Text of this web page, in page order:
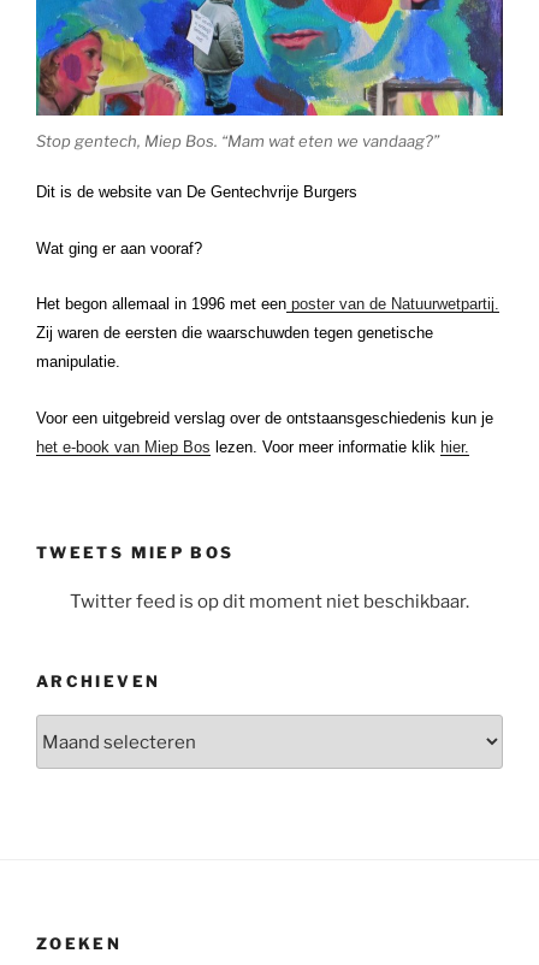
Stop gentech, Miep Bos. “Mam wat eten we vandaag?”
Dit is de website van De Gentechvrije Burgers
Wat ging er aan vooraf?
Het begon allemaal in 1996 met een poster van de Natuurwetpartij.
Zij waren de eersten die waarschuwden tegen genetische
manipulatie.
Voor een uitgebreid verslag over de ontstaansgeschiedenis kun je
het e-book van Miep Bos lezen. Voor meer informatie klik hier.
TWEETS MIEP BOS
Twitter feed is op dit moment niet beschikbaar.
ARCHIEVEN
ZOEKEN